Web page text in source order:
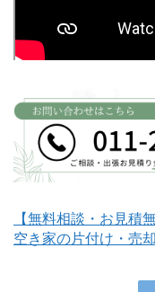
白老町不用品回収
【無料相談・お見積
空き家の片付け・売